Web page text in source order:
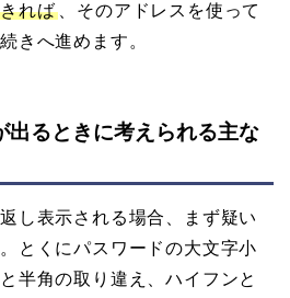
れば 、そのアドレスを使って
きへ進めます。
出るときに考えられる主な
し表示される場合、まず疑い
とくにパスワードの大文字小
半角の取り違え、ハイフンと